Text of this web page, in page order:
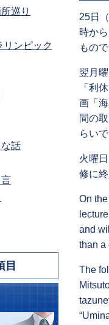
25日
時か
もの
翌月
「利
画「
間の
らい
火曜
修に
On
and
than a
The
巡り
リンピック
話
目